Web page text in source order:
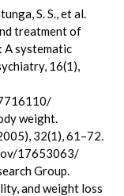
S. S., et al.
treatment of
A systematic
16(1),
weight.
32(1), 61–72.
17653063/
Group.
and weight loss